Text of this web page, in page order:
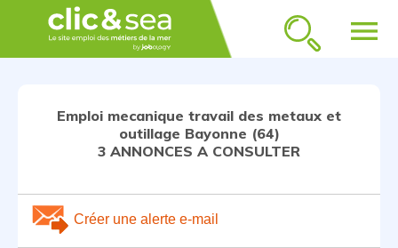
menu
Emploi mecanique travail des metaux et
outillage Bayonne (64)
3 ANNONCES A CONSULTER
Créer une alerte e-mail